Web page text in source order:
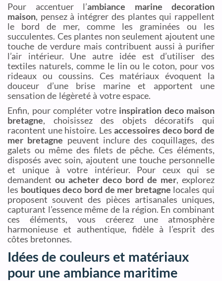
Pour accentuer l’ambiance marine decoration
maison, pensez à intégrer des plantes qui rappellent
le bord de mer, comme les graminées ou les
succulentes. Ces plantes non seulement ajoutent une
touche de verdure mais contribuent aussi à purifier
l’air intérieur. Une autre idée est d’utiliser des
textiles naturels, comme le lin ou le coton, pour vos
rideaux ou coussins. Ces matériaux évoquent la
douceur d’une brise marine et apportent une
sensation de légèreté à votre espace.
Enfin, pour compléter votre inspiration deco maison
bretagne, choisissez des objets décoratifs qui
racontent une histoire. Lesaccessoires deco bord de
mer bretagne peuvent inclure des coquillages, des
galets ou même des filets de pêche. Ces éléments,
disposés avec soin, ajoutent une touche personnelle
et unique à votre intérieur. Pour ceux qui se
demandent ou acheter deco bord de mer, explorez
les boutiques deco bord de mer bretagne locales qui
proposent souvent des pièces artisanales uniques,
capturant l’essence même de la région. En combinant
ces éléments, vous créerez une atmosphère
harmonieuse et authentique, fidèle à l’esprit des
côtes bretonnes.
Idées de couleurs et matériaux
pour une ambiance maritime